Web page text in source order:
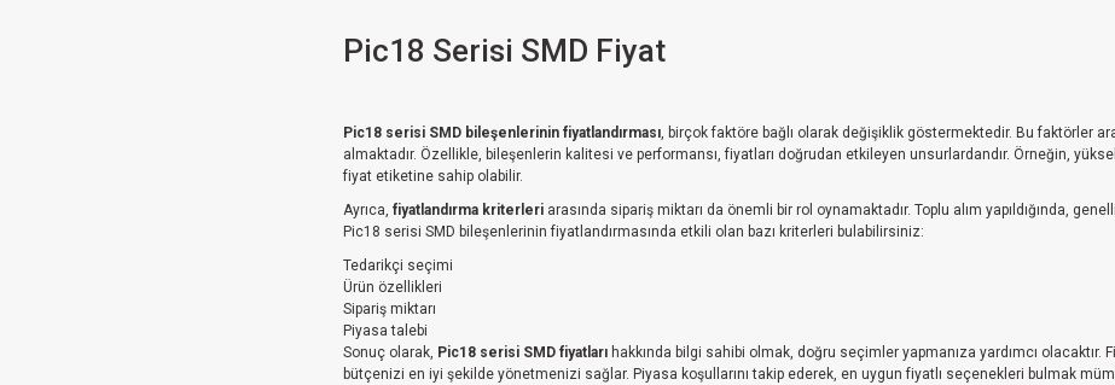
Pic18 Serisi SMD Fiyat
Pic18 serisi SMD bileşenlerinin fiyatlandırması, birçok faktöre bağlı olarak değişiklik göstermektedir. Bu faktörler
almaktadır. Özellikle, bileşenlerin kalitesi ve performansı, fiyatları doğrudan etkileyen unsurlardandır. Örneğin,
fiyat etiketine sahip olabilir.
Ayrıca, fiyatlandırma kriterleri arasında sipariş miktarı da önemli bir rol oynamaktadır. Toplu alım yapıldığında,
Pic18 serisi SMD bileşenlerinin fiyatlandırmasında etkili olan bazı kriterleri bulabilirsiniz:
Tedarikçi seçimi
Ürün özellikleri
Sipariş miktarı
Piyasa talebi
Sonuç olarak, Pic18 serisi SMD fiyatları hakkında bilgi sahibi olmak, doğru seçimler yapmanıza yardımcı
bütçenizi en iyi şekilde yönetmenizi sağlar. Piyasa koşullarını takip ederek, en uygun fiyatlı seçenekleri bulmak